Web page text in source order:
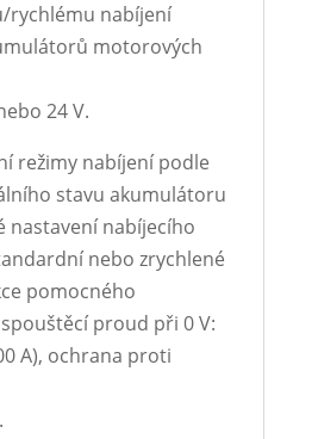
rychlému nabíjení
motorových
24 V.
režimy nabíjení podle
stavu akumulátoru
nabíjecího
nebo zrychlené
pomocného
proud při 0 V:
A), ochrana proti